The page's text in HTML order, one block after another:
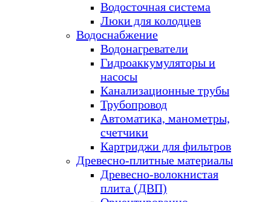
Водосточная система
Люки для колодцев
Водоснабжение
Водонагреватели
Гидроаккумуляторы и
насосы
Канализационные трубы
Трубопровод
Автоматика, манометры,
счетчики
Картриджи для фильтров
Древесно-плитные материалы
Древесно-волокнистая
плита (ДВП)